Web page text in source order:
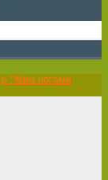
"Жим ногами